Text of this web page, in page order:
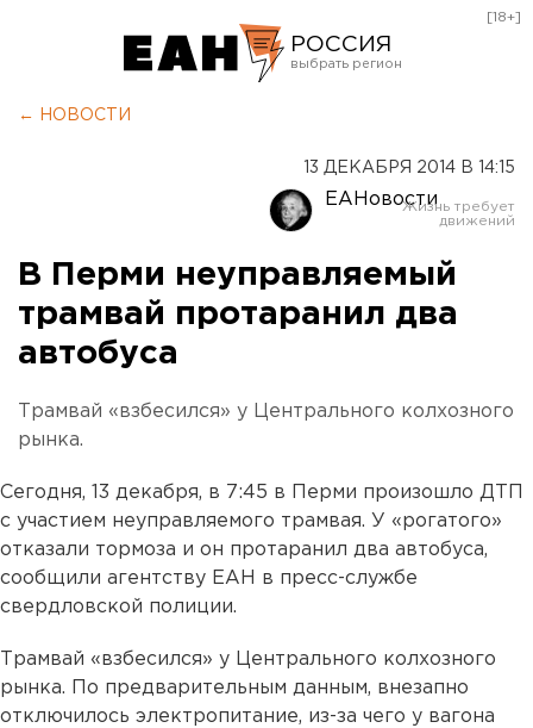
РОССИЯ
Оренбург
[18+]
← НОВОСТИ
13 ДЕКАБРЯ 2014 В 14:15
ЕАНовости
В Перми неуправляемый
трамвай протаранил два
автобуса
Трамвай «взбесился» у Центрального колхозного
рынка.
Сегодня, 13 декабря, в 7:45 в Перми произошло ДТП
с участием неуправляемого трамвая. У «рогатого»
отказали тормоза и он протаранил два автобуса,
сообщили агентству ЕАН в пресс-службе
свердловской полиции.
Трамвай «взбесился» у Центрального колхозного
рынка. По предварительным данным, внезапно
отключилось электропитание, из-за чего у вагона